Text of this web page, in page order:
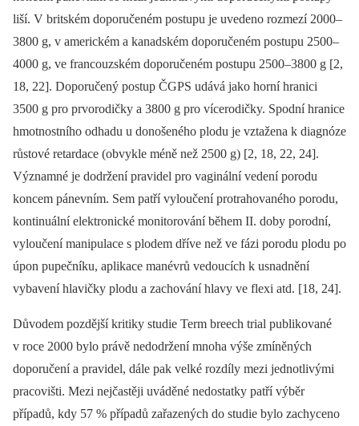
liší. V britském doporučeném postupu je uvedeno rozmezí 2000–
3800 g, v americkém a kanadském doporučeném postupu 2500–
4000 g, ve francouzském doporučeném postupu 2500–3800 g [2,
18, 22]. Doporučený postup ČGPS udává jako horní hranici
3500 g pro prvorodičky a 3800 g pro vícerodičky. Spodní hranice
hmotnostního odhadu u donošeného plodu je vztažena k diagnóze
růstové retardace (obvykle méně než 2500 g) [2, 18, 22, 24].
Významné je dodržení pravidel pro vaginální vedení porodu
koncem pánevním. Sem patří vyloučení protrahovaného porodu,
kontinuální elektronické monitorování během II. doby porodní,
vyloučení manipulace s plodem dříve než ve fázi porodu plodu po
úpon pupečníku, aplikace manévrů vedoucích k usnadnění
vybavení hlavičky plodu a zachování hlavy ve flexi atd. [18, 24].
Důvodem pozdější kritiky studie Term breech trial publikované
v roce 2000 bylo právě nedodržení mnoha výše zmíněných
doporučení a pravidel, dále pak velké rozdíly mezi jednotlivými
pracovišti. Mezi nejčastěji uváděné nedostatky patří výběr
případů, kdy 57 % případů zařazených do studie bylo zachyceno